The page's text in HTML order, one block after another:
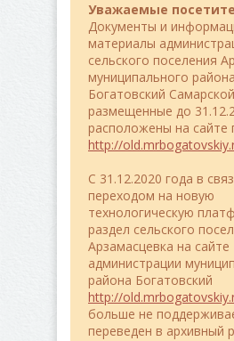
Уважаемые
Документы и
материалы
сельского поселения
муниципального района
Богатовский
размещенные до
расположены на сайте
http://
C 31.12.2020 года в
переходом на новую
технологическую
раздел сельского
Арзамасцевка на сайте
администрации
района Богатовский
http://
больше не
переведен в архивный